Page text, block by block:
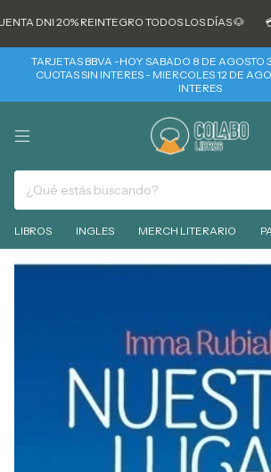
DNI 20% REINTEGRO TODOS LOS DÍAS 🐶 💳
TARJETAS BBVA -HOY SABADO 8 DE AGOSTO
CUOTAS SIN INTERES - MIERCOLES 12 DE
INTERES
LIBROS INGLES MERCH LITERARIO